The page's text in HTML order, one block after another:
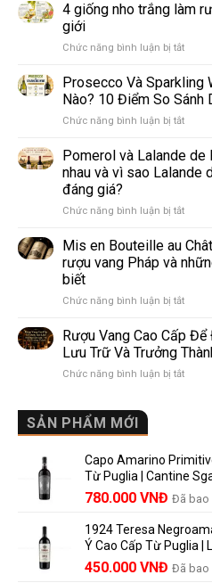
4 giống nho trắng làm
giới
Chức năng bình luận bị tắtở
giống
nho
trắng
làm
vang
phổ
thế
Prosecco Và Sparkling
Nào? 10 Điểm So Sánh
Chức năng bình luận bị tắtở
Và
Wine
Nhau
Thế
Nào?
So
Dễ
Hiểu
Người
Pomerol và Lalande
nhau và vì sao Lalande
đáng giá?
Chức năng bình luận bị tắtở
và
de
Điểm
khác
nhau
vì
lựa
chọn
đáng
Mis en Bouteille au
rượu vang Pháp và
biết
Chức năng bình luận bị tắtở
en
au
nhãn
rượu
vang
và
người
Rượu Vang Cao Cấp
Lưu Trữ Và Trưởng
Chức năng bình luận bị tắtở
Được
Bao
Lâu?
Dẫn
Lưu
Trữ
Và
SẢN PHẨM MỚI
Capo Amarino
Từ Puglia | Cantine
Giá
là:
858.000 VNĐ.
780.000 VNĐ Giá
tại
là:
Đã bao
1924 Teresa
Ý Cao Cấp Từ Puglia |
Giá
450.000 VNĐ Giá
Đã bao